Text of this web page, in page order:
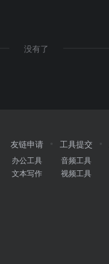
没有了
友链申请
办公工具
文本写作
工具提交
音频工具
视频工具